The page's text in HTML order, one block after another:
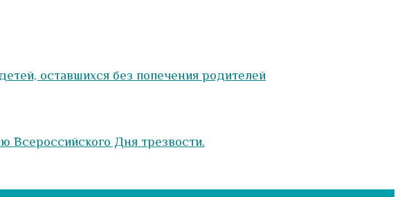
оставшихся без попечения родителей
Всероссийского Дня трезвости.